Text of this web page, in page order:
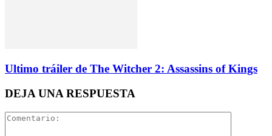
Ultimo tráiler de The Witcher 2: Assassins of Kings
DEJA UNA RESPUESTA